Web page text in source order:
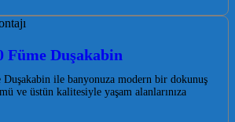
Füme Duşakabin
ile banyonuza modern bir dokunuş
ve üstün kalitesiyle yaşam alanlarınıza